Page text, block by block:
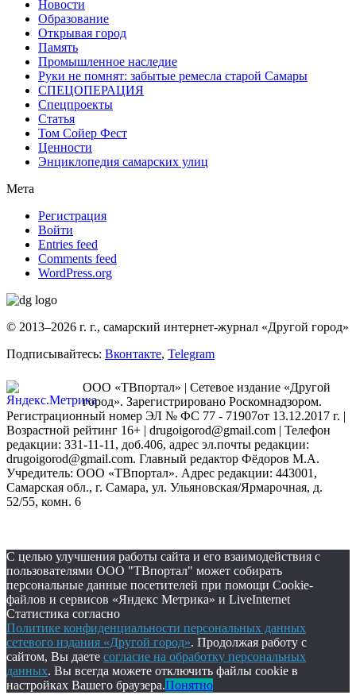
Новости
Образование
Открывая город
Память
Промышленное наследие
Руки не помнят: забытые ремесла старой Самары
СПЕЦОПЕРАЦИЯ
Спецпроекты
Статья
Том Сойер Фест
Ценности
Энциклопедия самарских улиц
Мета
Регистрация
Войти
Entries feed
Comments feed
WordPress.org
© 2013–2026 г. г., самарский интернет-журнал «Другой город»
Подписывайтесь: Вконтакте, Telegram
ООО «ТВпортал» | Сетевое издание «Другой
город». Зарегистрировано Роскомнадзором.
Регистрационный номер ЭЛ № ФС 77 - 71907от 13.12.2017 г. |
Возрастной рейтинг 16+ | drugoigorod@gmail.com | Телефон
редакции: 331-11-11, доб.406, адрес эл.почты редакции:
drugoigorod@gmail.com. Главный редактор Фёдоров М.А.
Учредитель: ООО «ТВпортал». Адрес редакции: 443001,
Самарская обл., г. Самара, ул. Ульяновская/Ярмарочная, д.
52/55, комн. 6
С целью улучшения работы сайта и его взаимодействия с
пользователями ООО "ТВпортал" может собирать
персональные данные посетителей при помощи Cookie-
файлов и сервисов «Яндекс Метрика» и LiveInternet
Статистика согласно
Политике конфиденциальности персональных данных
сетевого издания «Другой город». Продолжая работу с
сайтом, Вы даете согласие на обработку персональных
данных. Вы всегда можете отключить файлы cookie в
настройках Вашего браузера.Понятно